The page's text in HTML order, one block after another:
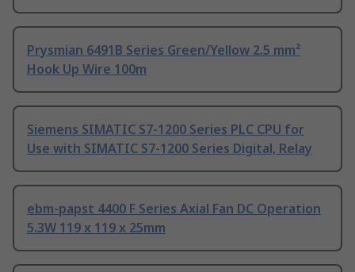
Prysmian 6491B Series Green/Yellow 2.5 mm²
Hook Up Wire 100m
Siemens SIMATIC S7-1200 Series PLC CPU for
Use with SIMATIC S7-1200 Series Digital, Relay
ebm-papst 4400 F Series Axial Fan DC Operation
5.3W 119 x 119 x 25mm